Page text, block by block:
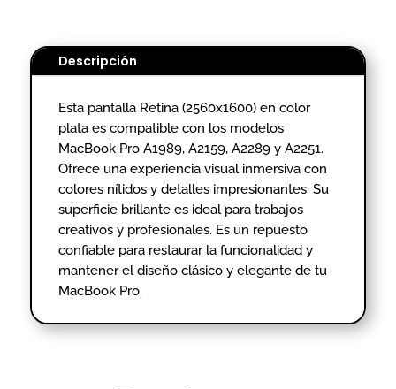
A2251
SILVER
Descripción
Esta pantalla Retina (2560x1600) en color
plata es compatible con los modelos
MacBook Pro A1989, A2159, A2289 y A2251.
Ofrece una experiencia visual inmersiva con
colores nítidos y detalles impresionantes. Su
superficie brillante es ideal para trabajos
creativos y profesionales. Es un repuesto
confiable para restaurar la funcionalidad y
mantener el diseño clásico y elegante de tu
MacBook Pro.